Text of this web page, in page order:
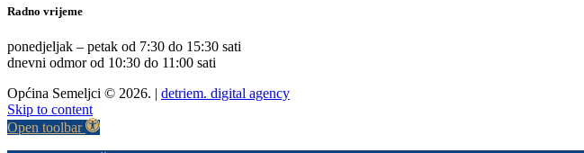
Radno vrijeme
ponedjeljak – petak od 7:30 do 15:30 sati
dnevni odmor od 10:30 do 11:00 sati
Općina Semeljci © 2026. | detriem. digital agency
Skip to content
Open toolbar